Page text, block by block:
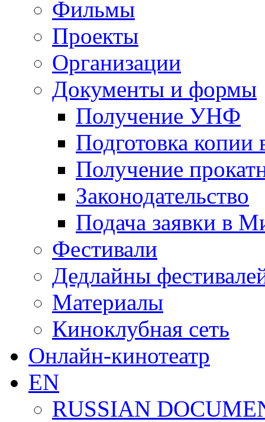
Фильмы
Проекты
Организации
Документы и формы
Получение УНФ
Подготовка копии
Получение
Законодательство
Подача заявки в
Фестивали
Дедлайны
Материалы
Киноклубная сеть
Онлайн-кинотеатр
EN
RUSSIAN